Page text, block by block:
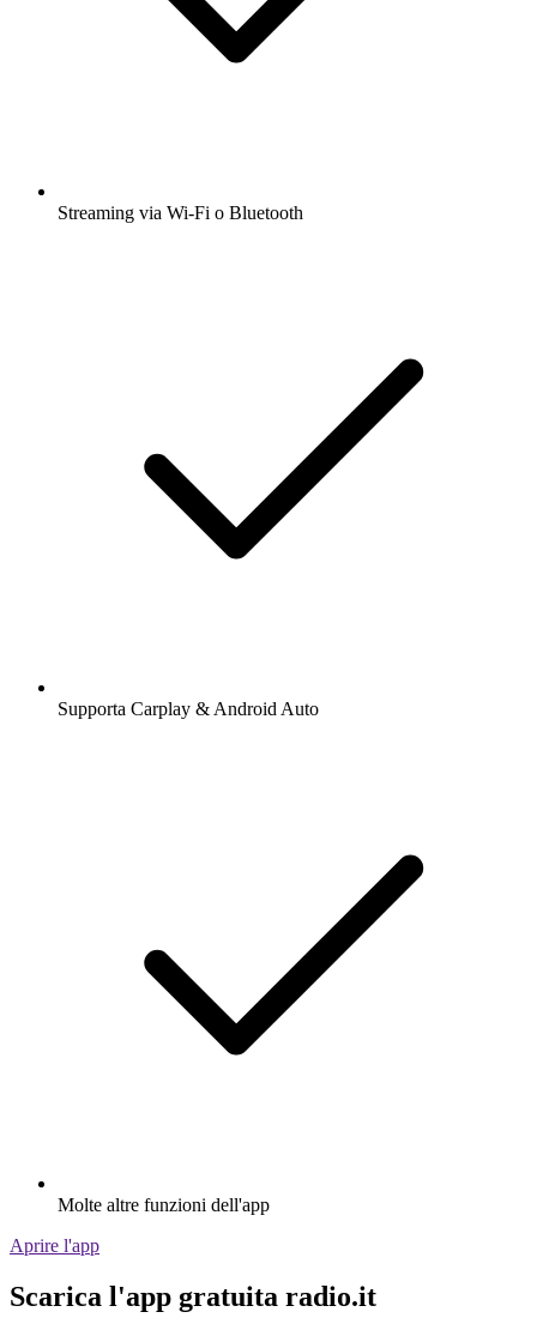
Streaming via Wi-Fi o Bluetooth
Supporta Carplay & Android Auto
Molte altre funzioni dell'app
Aprire l'app
Scarica l'app gratuita radio.it